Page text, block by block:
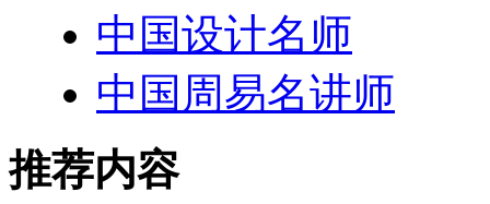
中国设计名师
中国周易名讲师
推荐内容